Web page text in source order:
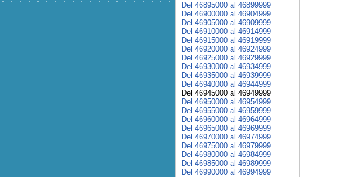
Del 46895000 al 46899999
Del 46900000 al 46904999
Del 46905000 al 46909999
Del 46910000 al 46914999
Del 46915000 al 46919999
Del 46920000 al 46924999
Del 46925000 al 46929999
Del 46930000 al 46934999
Del 46935000 al 46939999
Del 46940000 al 46944999
Del 46945000 al 46949999
Del 46950000 al 46954999
Del 46955000 al 46959999
Del 46960000 al 46964999
Del 46965000 al 46969999
Del 46970000 al 46974999
Del 46975000 al 46979999
Del 46980000 al 46984999
Del 46985000 al 46989999
Del 46990000 al 46994999